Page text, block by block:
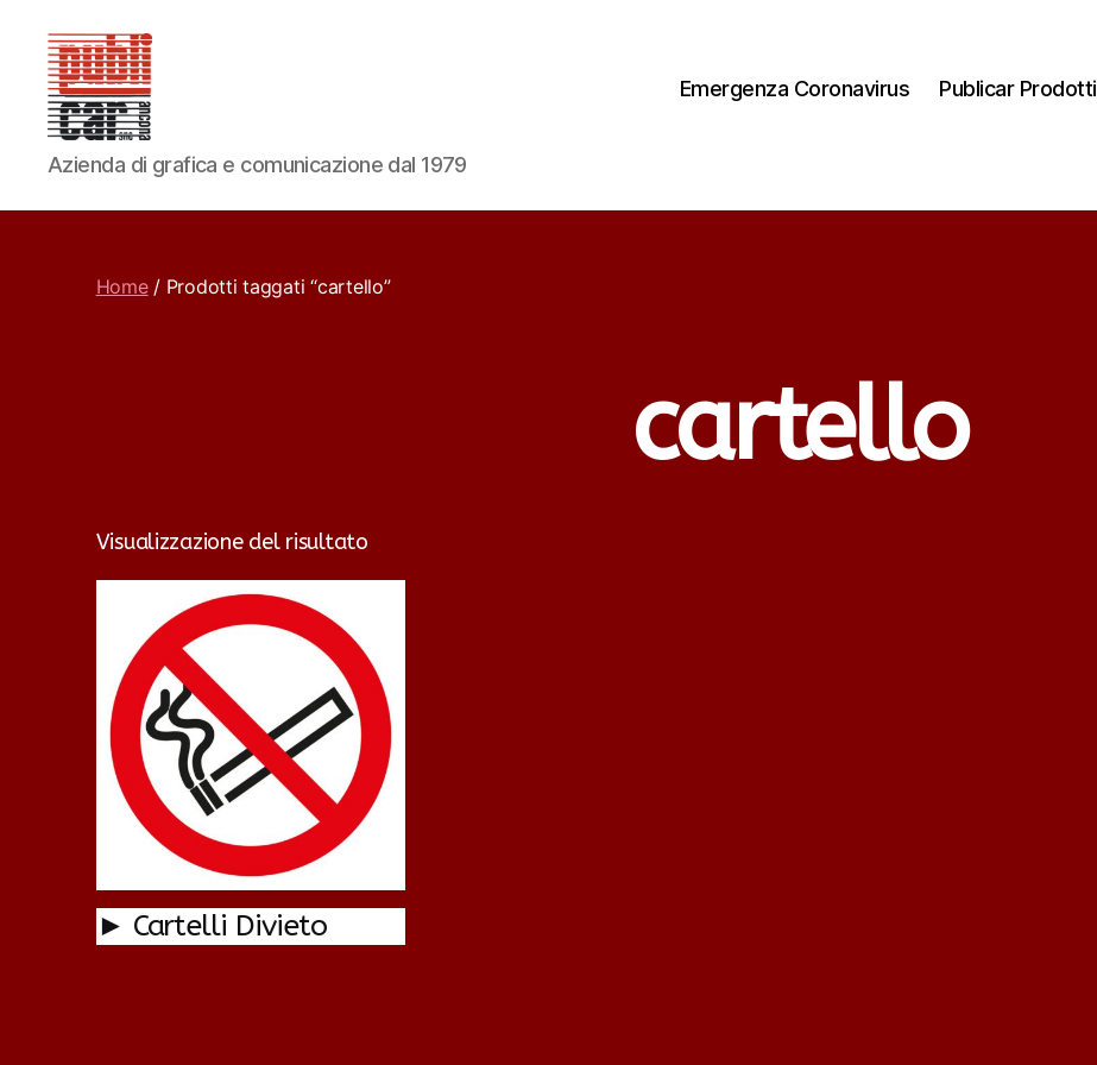
PUBLICAR
ADESIVI
Azienda di grafica e comunicazione dal 1979
Emergenza Coronavirus Publicar Prodotti
Home/ Prodotti taggati “cartello”
cartello
Visualizzazione del risultato
► Cartelli Divieto